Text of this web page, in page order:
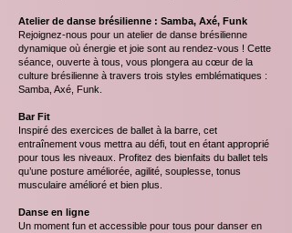
Atelier de danse brésilienne : Samba, Axé, Funk
Rejoignez-nous pour un atelier de danse brésilienne
dynamique où énergie et joie sont au rendez-vous ! Cette
séance, ouverte à tous, vous plongera au cœur de la
culture brésilienne à travers trois styles emblématiques :
Samba, Axé, Funk.
Bar Fit
Inspiré des exercices de ballet à la barre, cet
entraînement vous mettra au défi, tout en étant approprié
pour tous les niveaux. Profitez des bienfaits du ballet tels
qu’une posture améliorée, agilité, souplesse, tonus
musculaire amélioré et bien plus.
Danse en ligne
Un moment fun et accessible pour tous pour danser en